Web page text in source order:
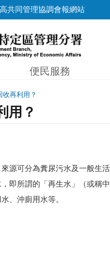
共同管理協調會報網站
便民服務
收再利用？
用？
源可分為糞尿污水及一般生
即所謂的「再生水」（或稱
、沖廁用水等。